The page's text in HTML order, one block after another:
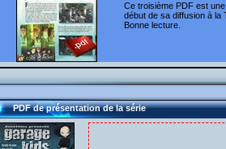
Ce troisième PDF est
début de sa diffusion à la
Bonne lecture.
PDF de présentation de la série